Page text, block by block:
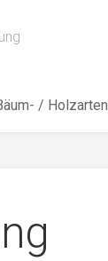
/ Holzarten
Ahorn
Birke